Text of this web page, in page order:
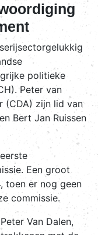
politieke
Peter van
(CDA) zijn lid van
Bert Jan Ruissen
Een groot
toen er nog geen
commissie.
Van Dalen,